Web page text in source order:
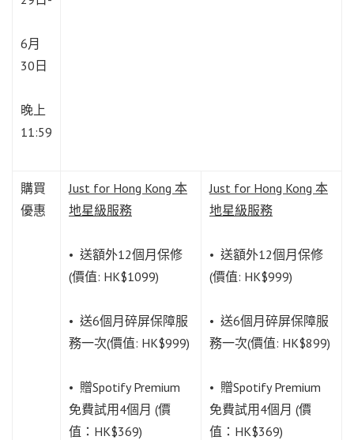
6月
30日
晚上
11:59
購買
優惠
Just for Hong Kong 本
地星級服務
• 送額外12個月保修
(價值: HK$1099)
• 送6個月碎屏保障服
務一次(價值: HK$999)
• 贈Spotify Premium
免費試用4個月 (價
值：HK$369)
Just for Hong Kong 本
地星級服務
• 送額外12個月保修
(價值: HK$999)
• 送6個月碎屏保障服
務一次(價值: HK$899)
• 贈Spotify Premium
免費試用4個月 (價
值：HK$369)